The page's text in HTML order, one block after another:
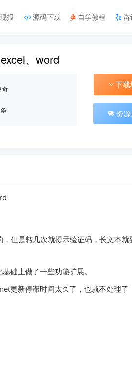
报 源码下载 自学教程 咨
、word
奇 下载
资
但是转几次就提示验证码，长文本就
础上做了一些功能扩展。
更新停滞时间太久了，也就不处理了